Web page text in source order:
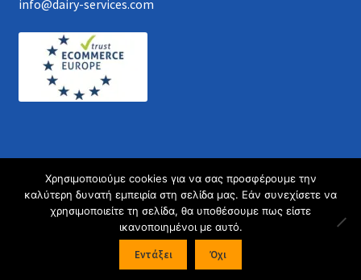
info@dairy-services.com
Athanasios Kouris © 2021. All rights reserved.
Χρησιμοποιούμε cookies για να σας προσφέρουμε την
καλύτερη δυνατή εμπειρία στη σελίδα μας. Εάν συνεχίσετε να
χρησιμοποιείτε τη σελίδα, θα υποθέσουμε πως είστε
ικανοποιημένοι με αυτό.
Εντάξει Όχι